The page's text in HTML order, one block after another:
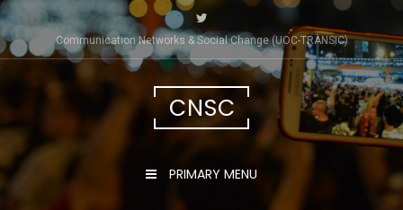
Skip
to
content
Communication Networks & Social Change (UOC-TRÀNSIC)
CNSC
PRIMARY MENU